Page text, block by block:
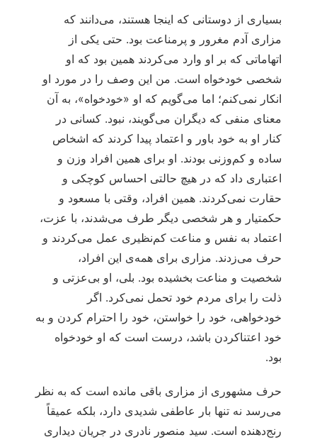
بسیاری از دوستانی که اینجا هستند، می‌‏دانند که
مزاری آدم مغرور و پرمناعت بود. حتی یکی از
اتهاماتی که بر او وارد می‌‏کردند همین بود که او
شخصی خودخواه است. من این وصف را در مورد او
انکار نمی‌کنم؛ اما می‌گویم که او «خودخواه»، به آن
معنای منفی که دیگران می‌گویند، نبود. کسانی در
کنار او به خود باور و اعتماد پیدا کردند که اشخاص
ساده و کم‏‌وزنی بودند. او برای همین افراد وزن و
اعتباری داد که در هیچ حالتی احساس کوچکی و
حقارت نمی‌‏کردند. همین افراد، وقتی با مسعود و
حکمتیار و هر شخصی دیگر طرف می‌‏شدند، با عزت،
اعتماد به نفس و مناعت کم‏‌نظیری عمل می‌‏کردند و
حرف می‌‏زدند. مزاری برای همه‏‌ی این افراد،
شخصیت و مناعت بخشیده بود. بلی، او بی‌‏عزتی و
ذلت را برای مردم خود تحمل نمی‏‏‌کرد. اگر
خودخواهی، خود را خواستن، خود را احترام کردن و به
خود اعتناکردن باشد، درست است که او خودخواه
بود.
حرف مشهوری از مزاری باقی مانده است که به نظر
می‌‏رسد نه تنها بار عاطفی شدیدی دارد، بلکه عمیقاً
رنج‌‏دهنده است. سید منصور نادری در جریان دیداری